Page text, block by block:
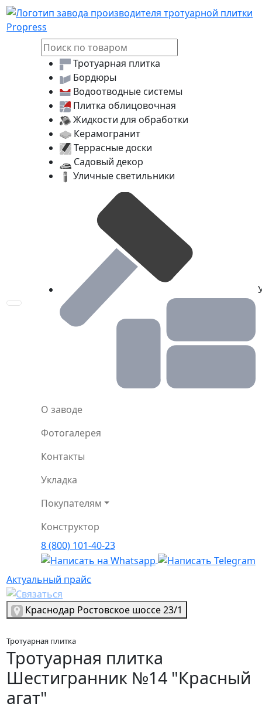
Логотип Propress
Toggle navigation
Тротуарная плитка
Бордюры
Водоотводные системы
Плитка облицовочная
Жидкости для обработки
Керамогранит
Террасные доски
Садовый декор
Уличные светильники
О заводе
Фотогалерея
Контакты
Укладка
Покупателям
Конструктор
8 (800) 101-40-23
Актуальный прайс
Актуальный прайс
Выбрать город
Краснодар Ростовское шоссе 23/1
Тротуарная плитка
Тротуарная плитка
Шестигранник №14 "Красный
агат"